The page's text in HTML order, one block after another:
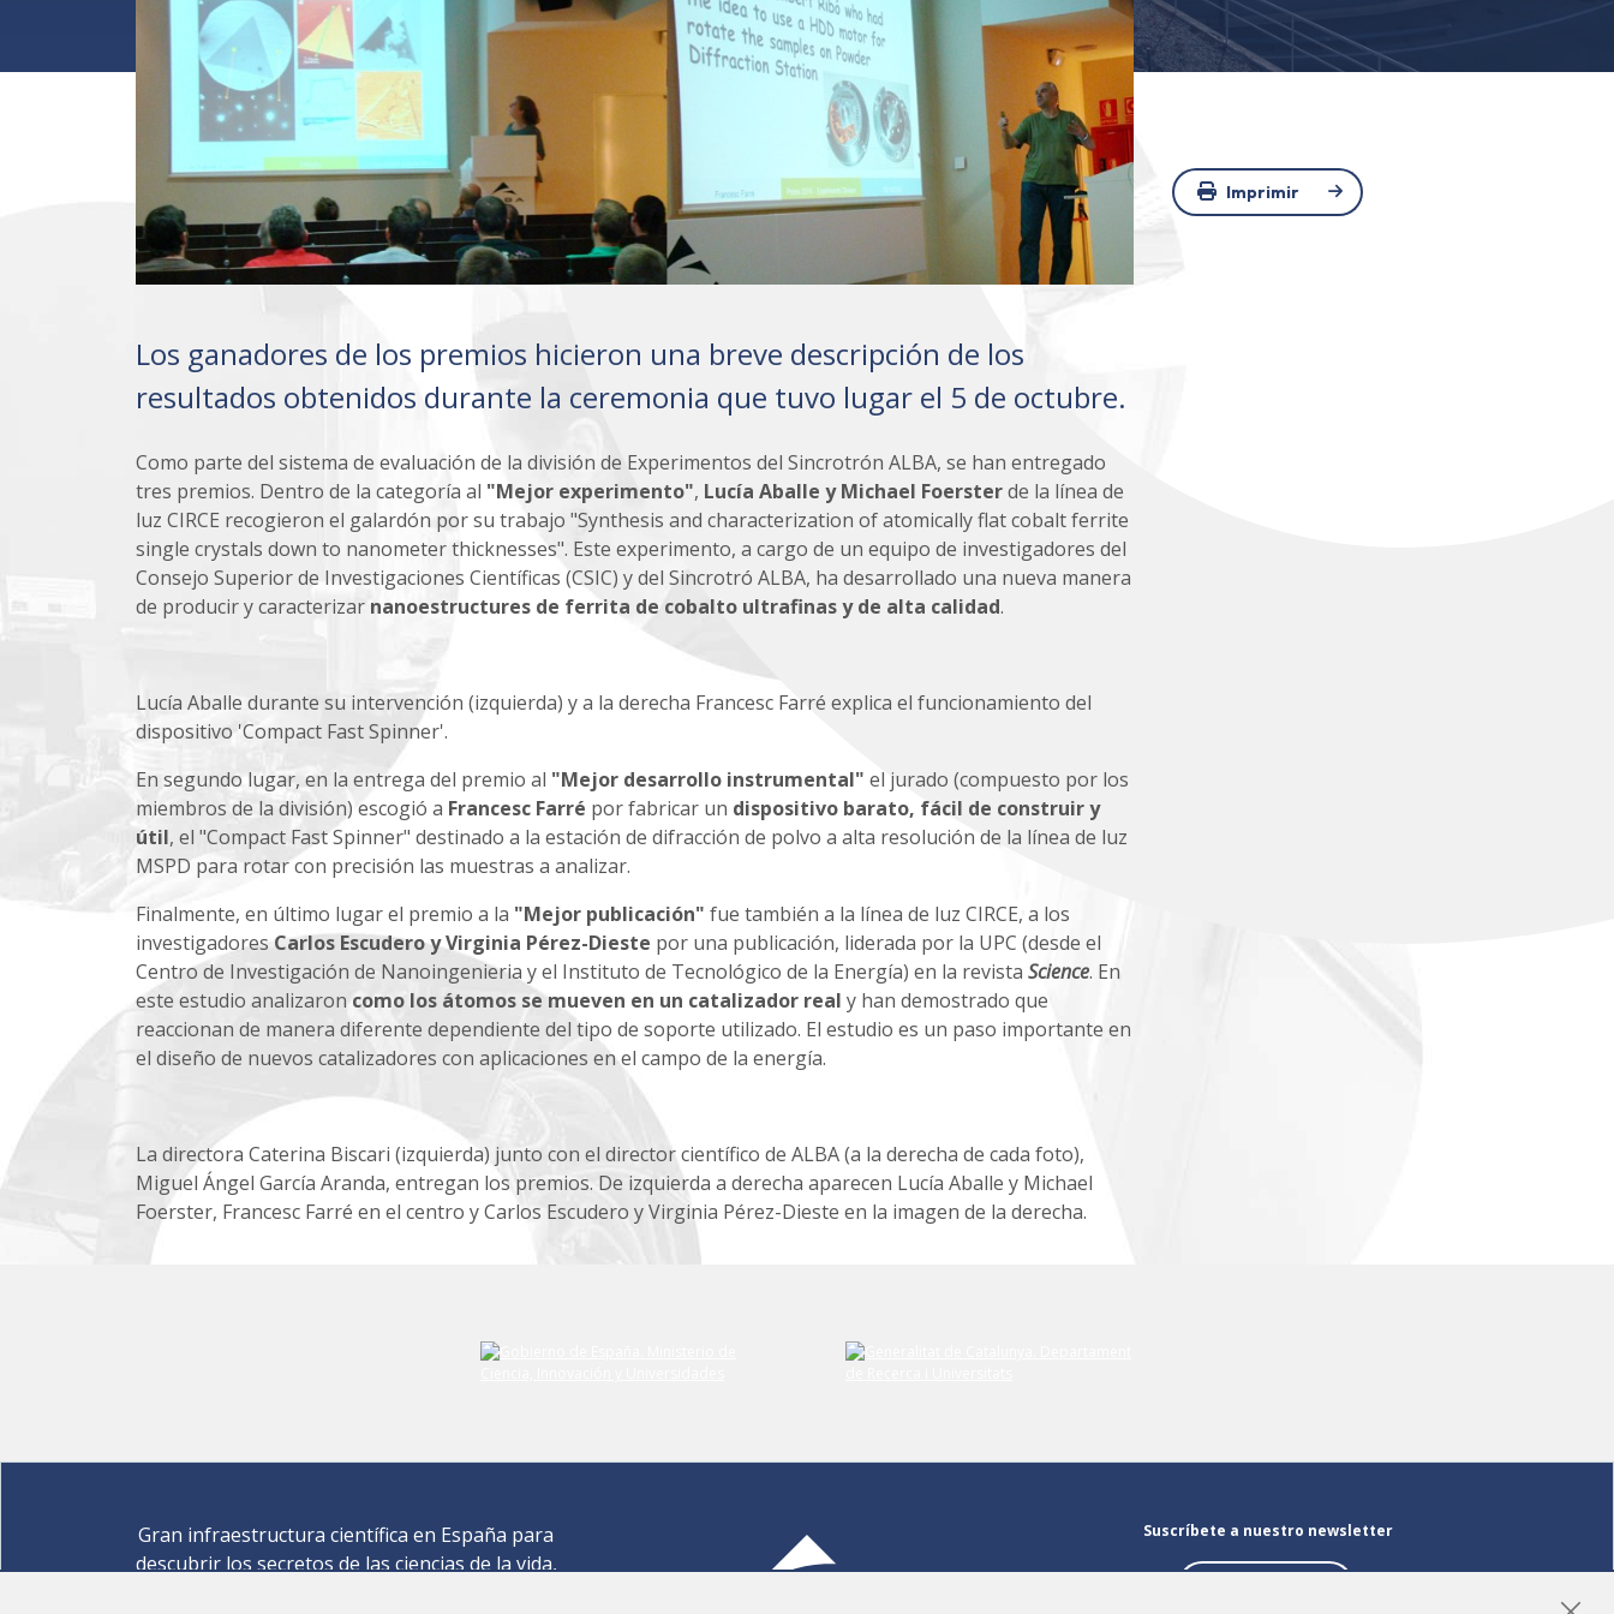
Los ganadores de los premios hicieron una breve descripción de los
resultados obtenidos durante la ceremonia que tuvo lugar el 5 de octubre.
Como parte del sistema de evaluación de la división de Experimentos del Sincrotrón ALBA, se han entregado
tres premios. Dentro de la categoría al "Mejor experimento", Lucía Aballe y Michael Foersterde la línea de
luz CIRCE recogieron el galardón por su trabajo "Synthesis and characterization of atomically flat cobalt ferrite
single crystals down to nanometer thicknesses". Este experimento, a cargo de un equipo de investigadores del
Consejo Superior de Investigaciones Científicas (CSIC) y del Sincrotró ALBA, ha desarrollado una nueva manera
de producir y caracterizar nanoestructures de ferrita de cobalto ultrafinas y de alta calidad.
Lucía Aballe durante su intervención (izquierda) y a la derecha Francesc Farré explica el funcionamiento del
dispositivo 'Compact Fast Spinner'.
En segundo lugar, en la entrega del premio al "Mejor desarrollo instrumental" el jurado (compuesto por los
miembros de la división) escogió a Francesc Farré por fabricar un dispositivo barato, fácil de construir y
útil, el "Compact Fast Spinner" destinado a la estación de difracción de polvo a alta resolución de la línea de luz
MSPD para rotar con precisión las muestras a analizar.
Finalmente, en último lugar el premio a la "Mejor publicación" fue también a la línea de luz CIRCE, a los
investigadoresCarlos Escudero y Virginia Pérez-Dieste por una publicación, liderada por la UPC (desde el
Centro de Investigación de Nanoingenieria y el Instituto de Tecnológico de la Energía) en la revista Science. En
este estudio analizaroncomo los átomos se mueven en un catalizador real y han demostrado que
reaccionan de manera diferente dependiente del tipo de soporte utilizado. El estudio es un paso importante en
el diseño de nuevos catalizadores con aplicaciones en el campo de la energía.
La directora Caterina Biscari (izquierda) junto con el director científico de ALBA (a la derecha de cada foto),
Miguel Ángel García Aranda, entregan los premios. De izquierda a derecha aparecen Lucía Aballe y Michael
Foerster, Francesc Farré en el centro y Carlos Escudero y Virginia Pérez-Dieste en la imagen de la derecha.
Imprimir
Gran infraestructura científica en España para
descubrir los secretos de las ciencias de la vida,
Suscríbete a nuestro newsletter